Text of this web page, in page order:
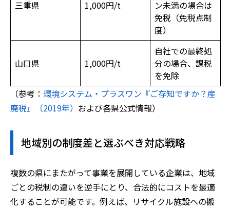
三重県 1,000円/t
ン未満の場合は
免税（免税点制
度）
山口県 1,000円/t
自社での最終処
分の場合、課税
を免除
（参考： 環境システム・プラスワン『ご存知ですか？産
廃税』（2019年） および各県公式情報）
地域別の制度差と選ぶべき対応戦略
複数の県にまたがって事業を展開している企業は、地域
ごとの税制の違いを逆手にとり、合法的にコストを最適
化することが可能です。例えば、リサイクル施設への搬